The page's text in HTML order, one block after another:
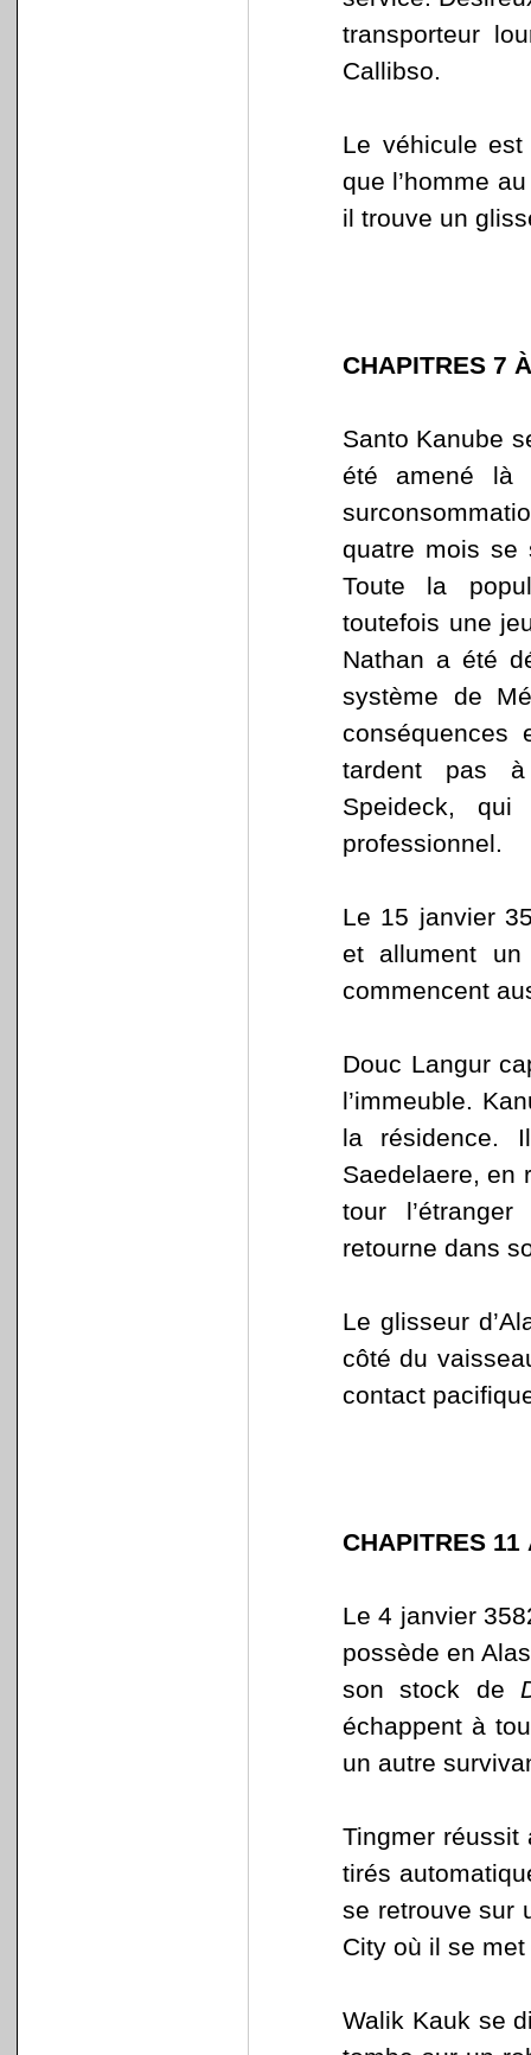
transporteur
Callibso.
Le véhicule
que l’homme
il trouve un
CHAPITRES 7
Santo Kanube
été amené là
quatre mois se
Toute la
toutefois une
Nathan a été
système de
conséquences
tardent pas à
Speideck,
professionnel.
Le 15 janvier
et allument
commencent
Douc Langur
l’immeuble.
la résidence.
Saedelaere, en
tour
retourne dans
Le glisseur
côté du
contact
CHAPITRES 11
Le 4 janvier
possède en
son stock de
échappent à
un autre
Tingmer réussit
tirés
se retrouve sur
City où il se
Walik Kauk se